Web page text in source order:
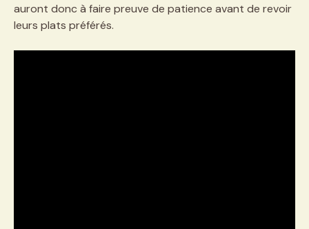
auront donc à faire preuve de patience avant de revoir
leurs plats préférés.